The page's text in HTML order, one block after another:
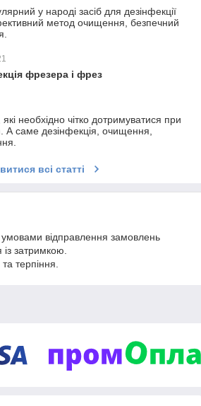
у народі засіб для дезінфекції
метод очищення, безпечний
фрезера і фрез
необхідно чітко дотримуватися при
А саме дезінфекція, очищення,
всі статті
умовами відправлення замовлень
із затримкою.
терпіння.